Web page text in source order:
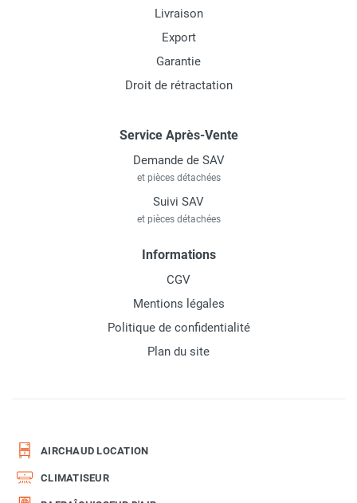
Livraison
Export
Garantie
Droit de rétractation
Service Après-Vente
Demande de SAV
et pièces détachées
Suivi SAV
et pièces détachées
Informations
CGV
Mentions légales
Politique de confidentialité
Plan du site
AIRCHAUD LOCATION
CLIMATISEUR